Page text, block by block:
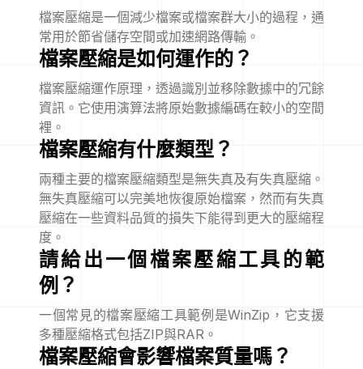
檔案壓縮是一個減少檔案或檔案群大小的過程，通
常用於節省儲存空間或加速網路傳輸。
檔案壓縮是如何運作的？
檔案壓縮運作原理，透過識別並移除數據中的冗餘
資訊。它使用演算法將原始數據編碼在較小的空間
裡。
檔案壓縮有什麼類型？
兩種主要的檔案壓縮類型是無失真及有失真壓縮。
無失真壓縮可以完美地恢復原始檔案，然而有失真
壓縮在一些資料品質的損失下能得到更大的壓縮程
度。
請給出一個檔案壓縮工具的範
例？
一個常見的檔案壓縮工具範例是WinZip，它支援
多種壓縮格式包括ZIP與RAR。
檔案壓縮會影響檔案質量嗎？